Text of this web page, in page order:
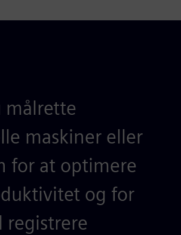
målrette
maskiner eller
for at optimere
og for
registrere